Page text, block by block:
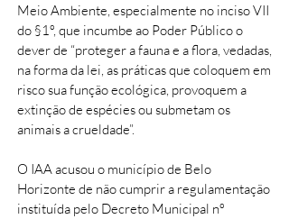
Meio Ambiente, especialmente no inciso VII
do §1º, que incumbe ao Poder Público o
dever de “proteger a fauna e a flora, vedadas,
na forma da lei, as práticas que coloquem em
risco sua função ecológica, provoquem a
extinção de espécies ou submetam os
animais a crueldade”.
O IAA acusou o município de Belo
Horizonte de não cumprir a regulamentação
instituída pelo Decreto Municipal nº